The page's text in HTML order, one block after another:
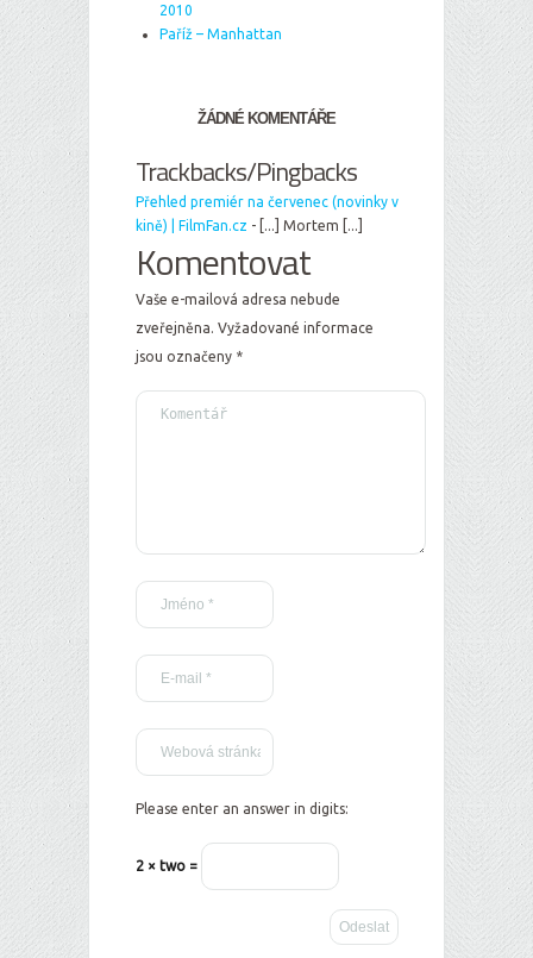
2010
Paříž – Manhattan
ŽÁDNÉ KOMENTÁŘE
Trackbacks/Pingbacks
Přehled premiér na červenec (novinky v
kině) | FilmFan.cz - [...] Mortem [...]
Komentovat
Vaše e-mailová adresa nebude
zveřejněna. Vyžadované informace
jsou označeny *
Please enter an answer in digits:
2 × two =